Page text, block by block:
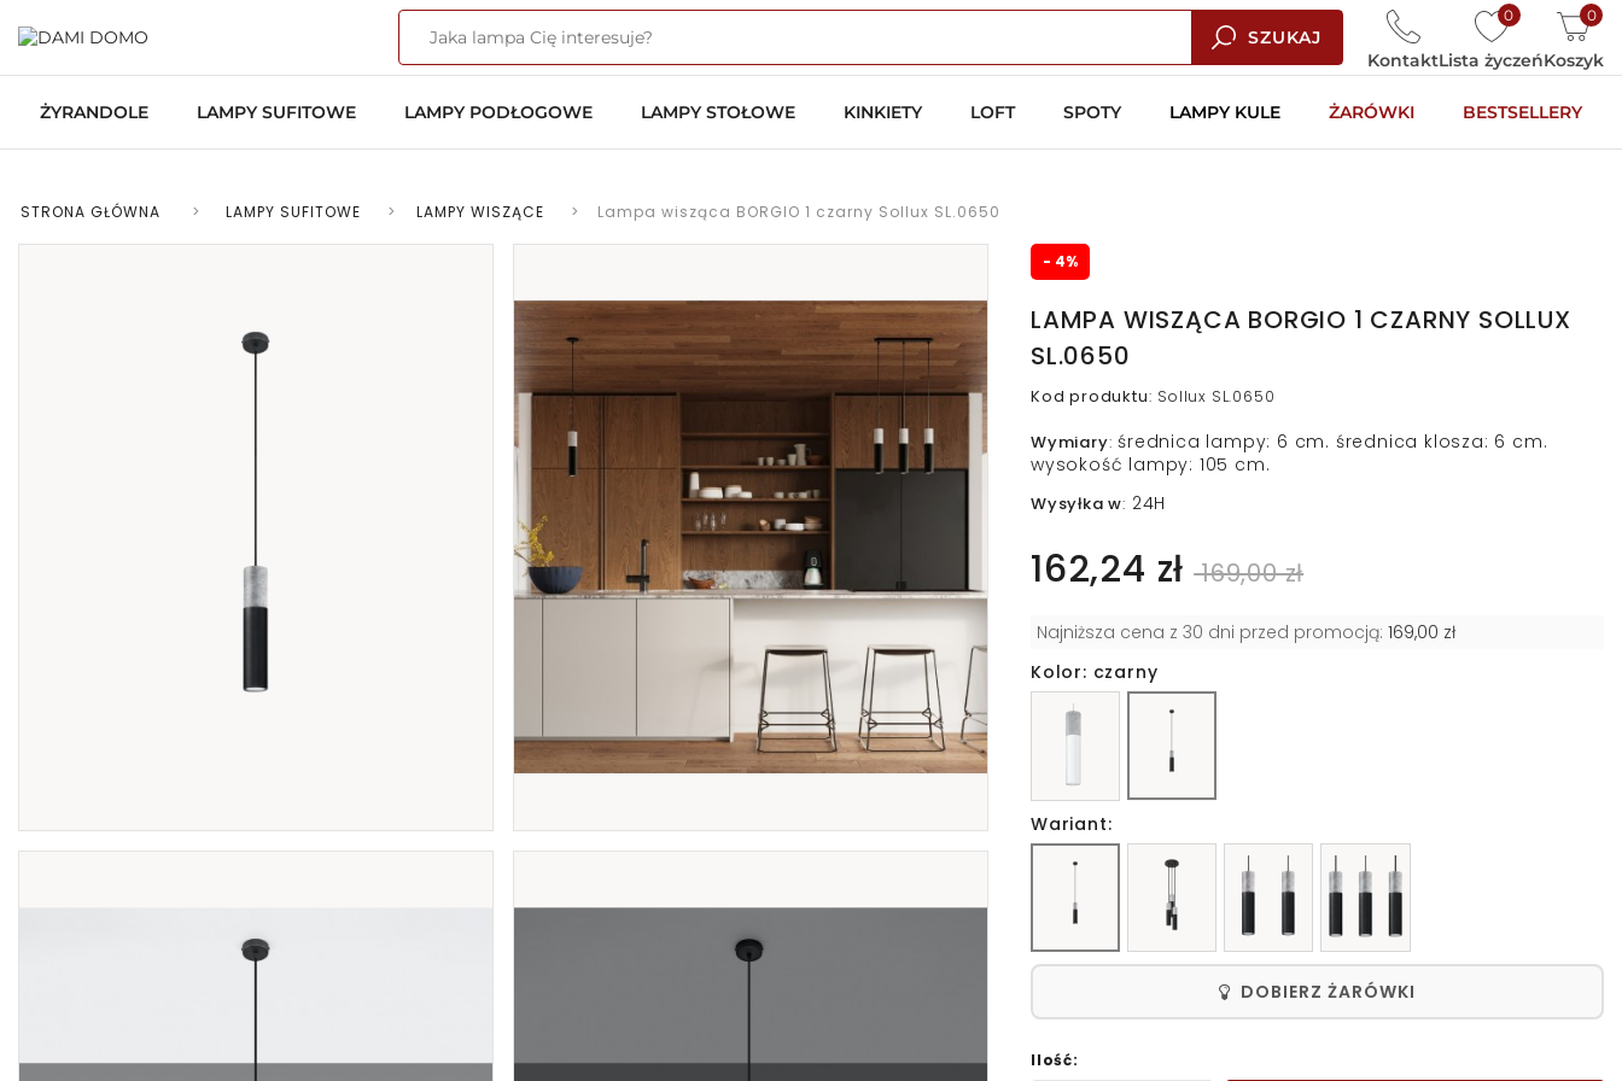
SZUKAJ
0
Lista życzeń
0
Koszyk
Kontakt
ŻYRANDOLE LAMPY SUFITOWE LAMPY PODŁOGOWE LAMPY STOŁOWE KINKIETY LOFT SPOTY LAMPY KULE ŻARÓWKI BESTSELLERY
STRONA GŁÓWNA > LAMPY SUFITOWE > LAMPY WISZĄCE > Lampa wisząca BORGIO 1 czarny Sollux SL.0650
- 4%
LAMPA WISZĄCA BORGIO 1 CZARNY SOLLUX
SL.0650
Kod produktu: Sollux SL.0650
Wymiary: średnica lampy: 6 cm. średnica klosza: 6 cm.
wysokość lampy: 105 cm.
Wysyłka w: 24H
162,24 zł 169,00 zł
Najniższa cena z 30 dni przed promocją: 169,00 zł
Kolor: czarny
Wariant:
DOBIERZ ŻARÓWKI
Ilość: